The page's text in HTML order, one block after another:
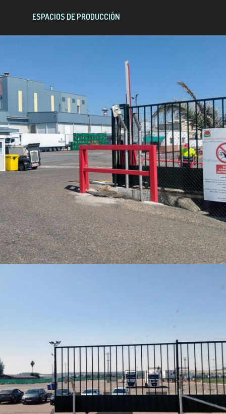
ESPACIOS DE PRODUCCIÓN